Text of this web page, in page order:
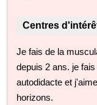
Centres
Je fais de la
depuis 2 ans. je
autodidacte et
horizons.